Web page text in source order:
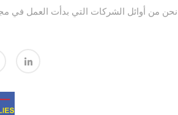
نحن من أوائل الشركات التي بدأت العمل في